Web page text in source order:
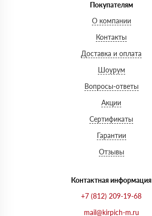
Покупателям
О компании
Контакты
Доставка и оплата
Шоурум
Вопросы-ответы
Акции
Сертификаты
Гарантии
Отзывы
Контактная информация
+7 (812) 209-19-68
mail@kirpich-m.ru